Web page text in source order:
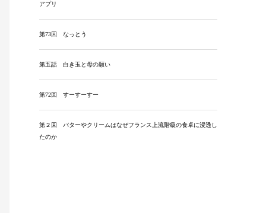
アプリ
第73回 なっとう
第五話 白き玉と母の願い
第72回 すーすーすー
第２回 バターやクリームはなぜフランス上流階級の食卓に浸透し
たのか